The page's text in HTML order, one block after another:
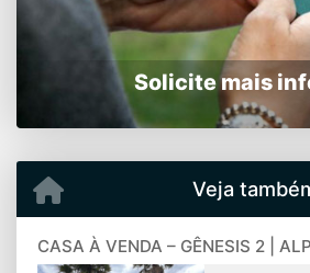
Solicite mais
Veja
CASA À VENDA – GÊNESIS 2 |